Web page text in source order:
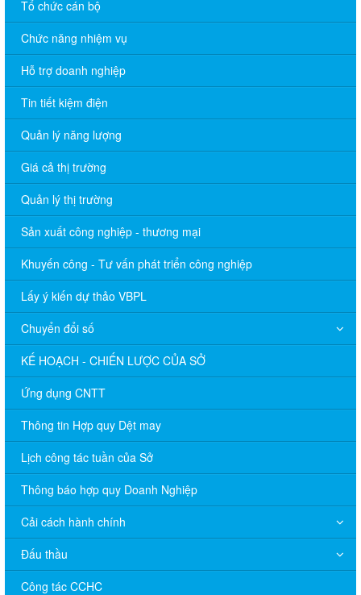
Tổ chức cán bộ
Chức năng nhiệm vụ
Hỗ trợ doanh nghiệp
Tin tiết kiệm điện
Quản lý năng lượng
Giá cả thị trường
Quản lý thị trường
Sản xuất công nghiệp - thương mại
Khuyến công - Tư vấn phát triển công nghiệp
Lấy ý kiến dự thảo VBPL
Chuyển đổi số
KẾ HOẠCH - CHIẾN LƯỢC CỦA SỞ
Ứng dụng CNTT
Thông tin Hợp quy Dệt may
Lịch công tác tuần của Sở
Thông báo hợp quy Doanh Nghiệp
Cải cách hành chính
Đấu thầu
Công tác CCHC